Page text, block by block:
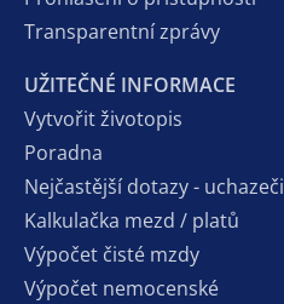
Transparentní zprávy
UŽITEČNÉ INFORMACE
Vytvořit životopis
Poradna
Nejčastější dotazy - uchazeči
Kalkulačka mezd / platů
Výpočet čisté mzdy
Výpočet nemocenské